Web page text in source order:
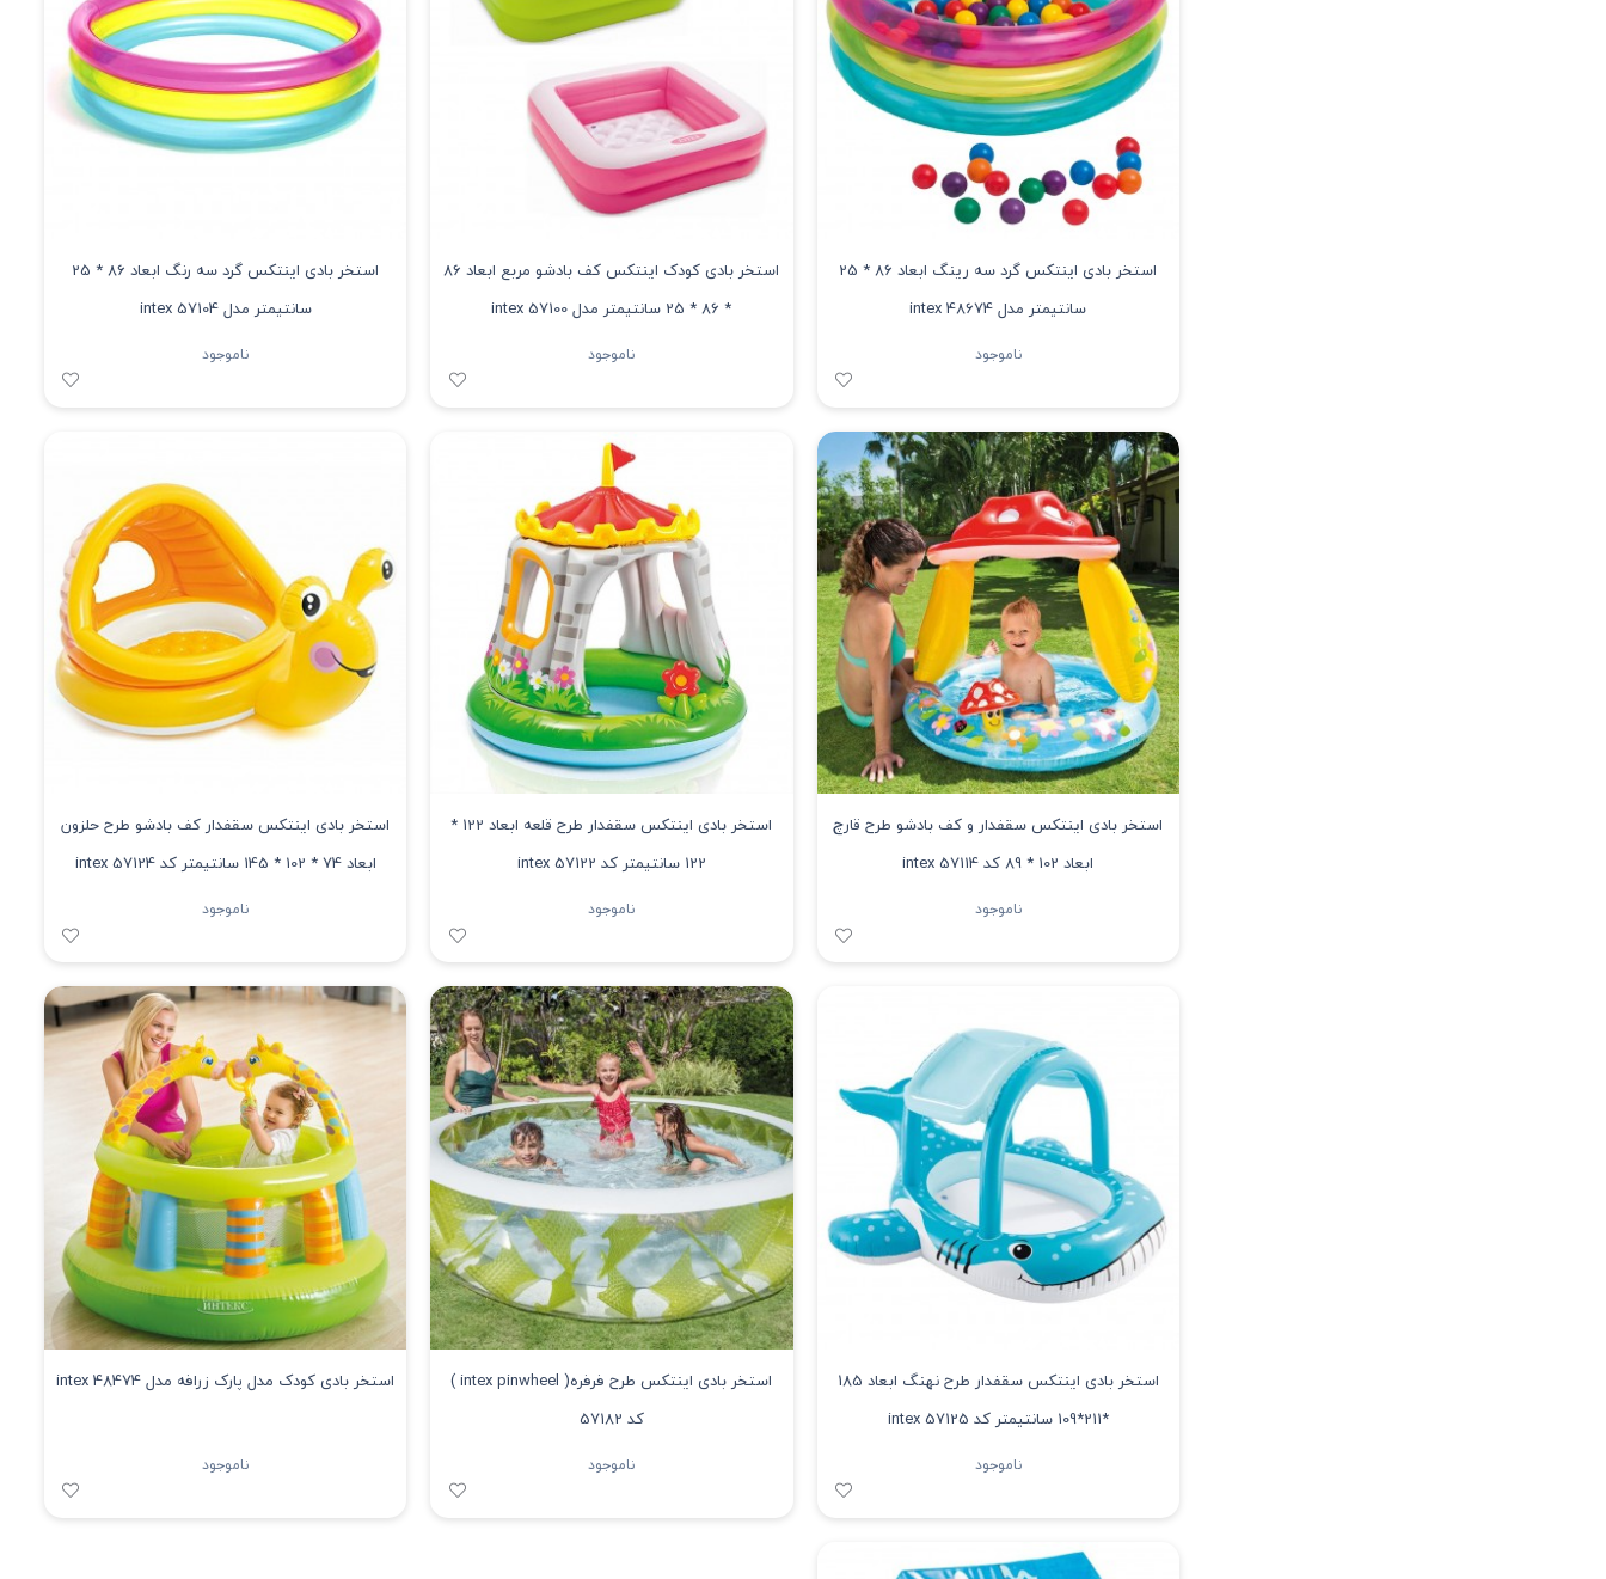
استخر بادی اینتکس گرد سه رینگ ابعاد 86 * 25
سانتیمتر مدل 48674 intex
ناموجود
استخر بادی کودک اینتکس کف بادشو مربع ابعاد 86
* 86 * 25 سانتیمتر مدل 57100 intex
ناموجود
استخر بادی اینتکس گرد سه رنگ ابعاد 86 * 25
سانتیمتر مدل 57104 intex
ناموجود
استخر بادی اینتکس سقفدار و کف بادشو طرح قارچ
ابعاد 102 * 89 کد 57114 intex
ناموجود
استخر بادی اینتکس سقفدار طرح قلعه ابعاد 122 *
122 سانتیمتر کد 57122 intex
ناموجود
استخر بادی اینتکس سقفدار کف بادشو طرح حلزون
ابعاد 74 * 102 * 145 سانتیمتر کد 57124 intex
ناموجود
استخر بادی اینتکس سقفدار طرح نهنگ ابعاد 185
*211*109 سانتیمتر کد 57125 intex
ناموجود
استخر بادی اینتکس طرح فرفره( intex pinwheel )
کد 57182
ناموجود
استخر بادی کودک مدل پارک زرافه مدل intex 48474
ناموجود